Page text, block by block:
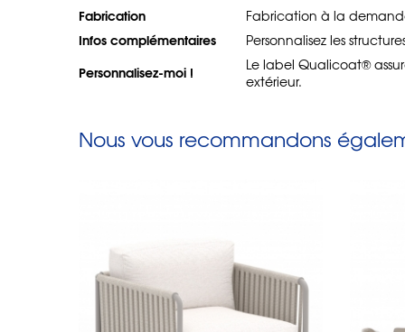
Fabrication Fabrication à la
Infos complémentaires Personnalisez les
Personnalisez-moi !
Le label Qualicoat®
extérieur.
Nous vous recommandons